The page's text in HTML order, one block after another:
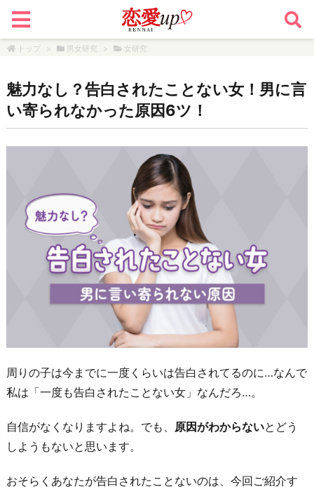
トップ > 男女研究 > 女研究
魅力なし？告白されたことない女！男に言
い寄られなかった原因6ツ！
周りの子は今までに一度くらいは告白されてるのに…なんで
私は「一度も告白されたことない女」なんだろ…。
自信がなくなりますよね。でも、 原因がわからないとどう
しようもないと思います。
おそらくあなたが告白されたことないのは、今回ご紹介す